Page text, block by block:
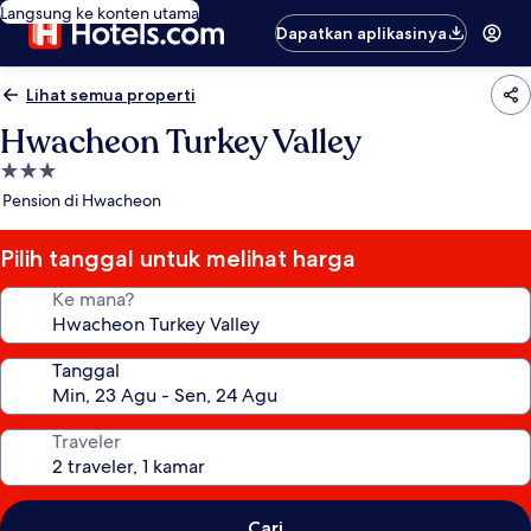
Langsung ke konten utama
Dapatkan aplikasinya
Lihat semua properti
Hwacheon Turkey Valley
Properti
bintang
Pension di Hwacheon
Pilih tanggal untuk melihat harga
Ke mana?
Tanggal
Traveler